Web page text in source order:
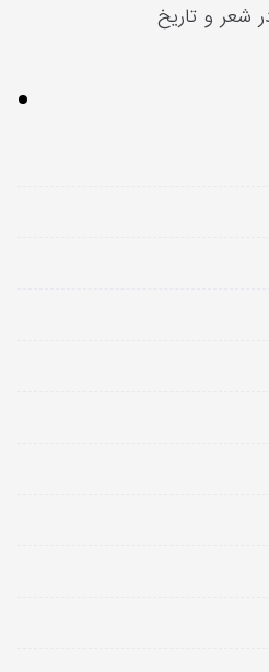
شعر و تاریخ